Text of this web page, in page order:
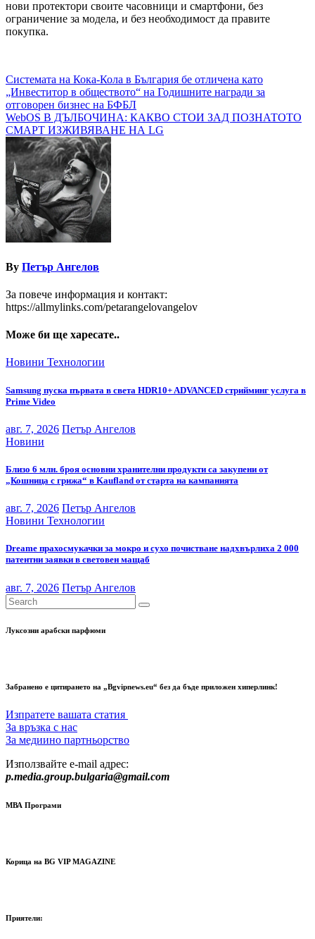
нови протектори своите часовници и смартфони, без
ограничение за модела, и без необходимост да правите
покупка.
Навигация
Системата на Кока-Кола в България бе отличена като
„Инвеститор в обществото“ на Годишните награди за
отговорен бизнес на БФБЛ
WebOS В ДЪЛБОЧИНА: КАКВО СТОИ ЗАД ПОЗНАТОТО
СМАРТ ИЗЖИВЯВАНЕ НА LG
By Петър Ангелов
За повече информация и контакт:
https://allmylinks.com/petarangelovangelov
Може би ще харесате..
Новини Технологии
Samsung пуска първата в света HDR10+ ADVANCED стрийминг услуга в
Prime Video
авг. 7, 2026 Петър Ангелов
Новини
Близо 6 млн. броя основни хранителни продукти са закупени от
„Кошница с грижа“ в Kaufland от старта на кампанията
авг. 7, 2026 Петър Ангелов
Новини Технологии
Dreame прахосмукачки за мокро и сухо почистване надхвърлиха 2 000
патентни заявки в световен мащаб
авг. 7, 2026 Петър Ангелов
Луксозни арабски парфюми
Забранено е цитирането на „Bgvipnews.eu“ без да бъде приложен хиперлинк!
Изпратете вашата статия
За връзка с нас
За медиино партньорство
Използвайте e-mail адрес:
p.media.group.bulgaria@gmail.com
МВА Програми
Корица на BG VIP MAGAZINE
Приятели: